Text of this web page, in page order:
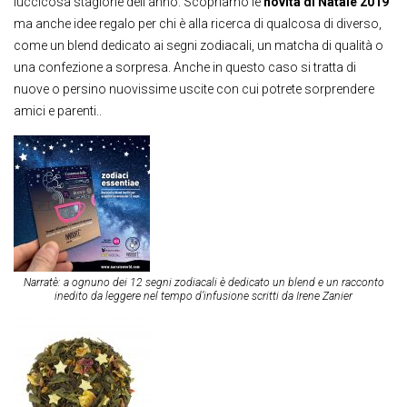
ma anche idee regalo per chi è alla ricerca di qualcosa di diverso,
come un blend dedicato ai segni zodiacali, un matcha di qualità o
una confezione a sorpresa. Anche in questo caso si tratta di
nuove o persino nuovissime uscite con cui potrete sorprendere
amici e parenti..
Narratè: a ognuno dei 12 segni zodiacali è dedicato un blend e un racconto
inedito da leggere nel tempo d’infusione scritti da Irene Zanier